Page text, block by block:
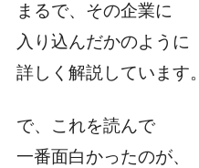
まるで、その企業に
入り込んだかのように
詳しく解説しています。
で、これを読んで
一番面白かったのが、